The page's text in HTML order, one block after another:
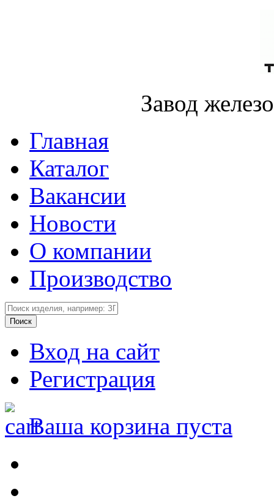
Завод
Главная
Каталог
Вакансии
Новости
О компании
Производство
Вход на сайт
Регистрация
Ваша корзина пуста